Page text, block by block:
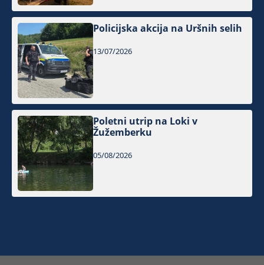
Policijska akcija na Uršnih selih
13/07/2026
Poletni utrip na Loki v
Žužemberku
05/08/2026